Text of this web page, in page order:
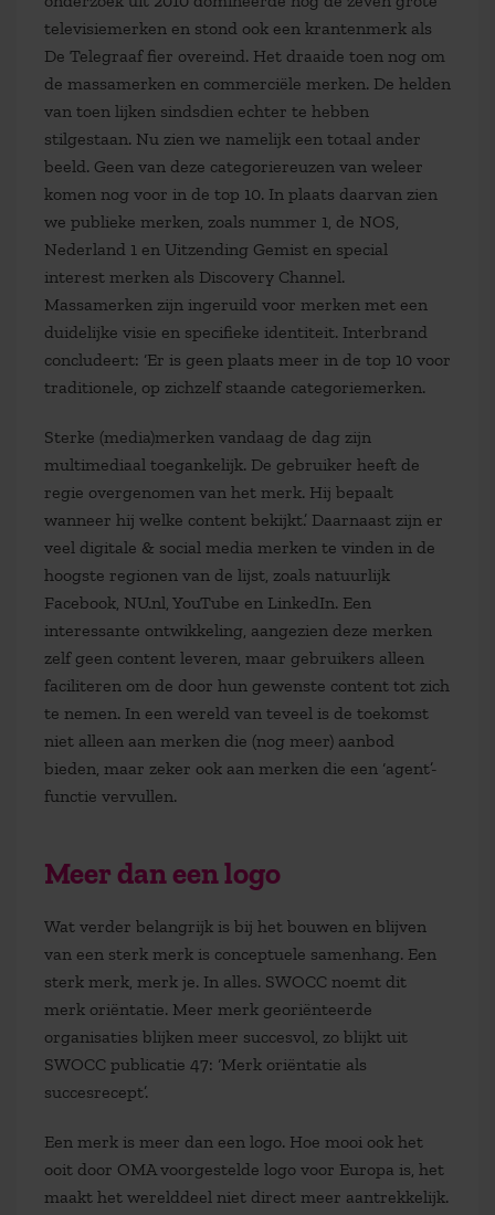
televisiemerken en stond ook een krantenmerk als
De Telegraaf fier overeind. Het draaide toen nog om
de massamerken en commerciële merken. De helden
van toen lijken sindsdien echter te hebben
stilgestaan. Nu zien we namelijk een totaal ander
beeld. Geen van deze categoriereuzen van weleer
komen nog voor in de top 10. In plaats daarvan zien
we publieke merken, zoals nummer 1, de NOS,
Nederland 1 en Uitzending Gemist en special
interest merken als Discovery Channel.
Massamerken zijn ingeruild voor merken met een
duidelijke visie en specifieke identiteit. Interbrand
concludeert: ‘Er is geen plaats meer in de top 10 voor
traditionele, op zichzelf staande categoriemerken.
Sterke (media)merken vandaag de dag zijn
multimediaal toegankelijk. De gebruiker heeft de
regie overgenomen van het merk. Hij bepaalt
wanneer hij welke content bekijkt.’ Daarnaast zijn er
veel digitale & social media merken te vinden in de
hoogste regionen van de lijst, zoals natuurlijk
Facebook, NU.nl, YouTube en LinkedIn. Een
interessante ontwikkeling, aangezien deze merken
zelf geen content leveren, maar gebruikers alleen
faciliteren om de door hun gewenste content tot zich
te nemen. In een wereld van teveel is de toekomst
niet alleen aan merken die (nog meer) aanbod
bieden, maar zeker ook aan merken die een ‘agent’-
functie vervullen.
Meer dan een logo
Wat verder belangrijk is bij het bouwen en blijven
van een sterk merk is conceptuele samenhang. Een
sterk merk, merk je. In alles. SWOCC noemt dit
merk oriëntatie. Meer merk georiënteerde
organisaties blijken meer succesvol, zo blijkt uit
SWOCC publicatie 47: ‘Merk oriëntatie als
succesrecept’.
Een merk is meer dan een logo. Hoe mooi ook het
ooit door OMA voorgestelde logo voor Europa is, het
maakt het werelddeel niet direct meer aantrekkelijk.